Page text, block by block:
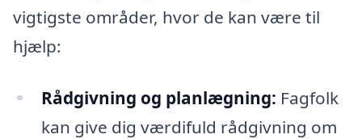
vigtigste områder, hvor de kan være til
hjælp:
Rådgivning og planlægning: Fagfolk
kan give dig værdifuld rådgivning om